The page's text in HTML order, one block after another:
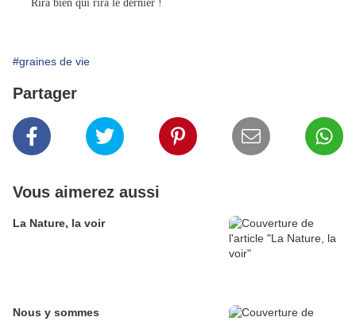
Rira bien qui rira le dernier !
#graines de vie
Partager
Vous aimerez aussi
La Nature, la voir
Nous y sommes